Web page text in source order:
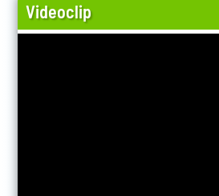
Videoclip